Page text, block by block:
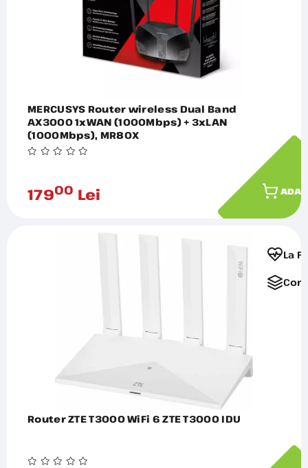
MERCUSYS Router wireless Dual Band
AX3000 1xWAN (1000Mbps) + 3xLAN
(1000Mbps), MR80X
17900 Lei
La
Router ZTE T3000 WiFi 6 ZTE T3000 IDU